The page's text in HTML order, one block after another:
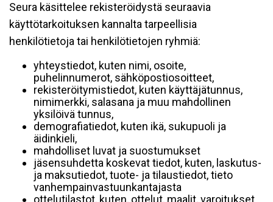
Seura käsittelee rekisteröidystä seuraavia
käyttötarkoituksen kannalta tarpeellisia
henkilötietoja tai henkilötietojen ryhmiä:
yhteystiedot, kuten nimi, osoite,
puhelinnumerot, sähköpostiosoitteet,
rekisteröitymistiedot, kuten käyttäjätunnus,
nimimerkki, salasana ja muu mahdollinen
yksilöivä tunnus,
demografiatiedot, kuten ikä, sukupuoli ja
äidinkieli,
mahdolliset luvat ja suostumukset
jäsensuhdetta koskevat tiedot, kuten, laskutus-
ja maksutiedot, tuote- ja tilaustiedot, tieto
vanhempainvastuunkantajasta
ottelutilastot, kuten, ottelut, maalit, varoitukset